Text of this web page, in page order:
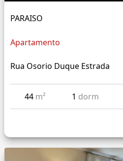
PARAISO
Apartamento
Rua Osorio Duque Estrada
44 m² 1 dorm